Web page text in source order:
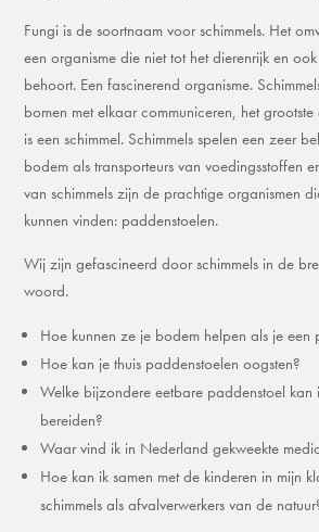
Fungi is de soortnaam voor schimmels. Het
een organisme die niet tot het dierenrijk en
behoort. Een fascinerend organisme.
bomen met elkaar communiceren, het
is een schimmel. Schimmels spelen een zeer
bodem als transporteurs van voedingsstoffen
van schimmels zijn de prachtige organismen
kunnen vinden: paddenstoelen.
Wij zijn gefascineerd door schimmels in de
woord.
Hoe kunnen ze je bodem helpen als je een
Hoe kan je thuis paddenstoelen oogsten?
Welke bijzondere eetbare paddenstoel kan
bereiden?
Waar vind ik in Nederland gekweekte
Hoe kan ik samen met de kinderen in mijn
schimmels als afvalverwerkers van de